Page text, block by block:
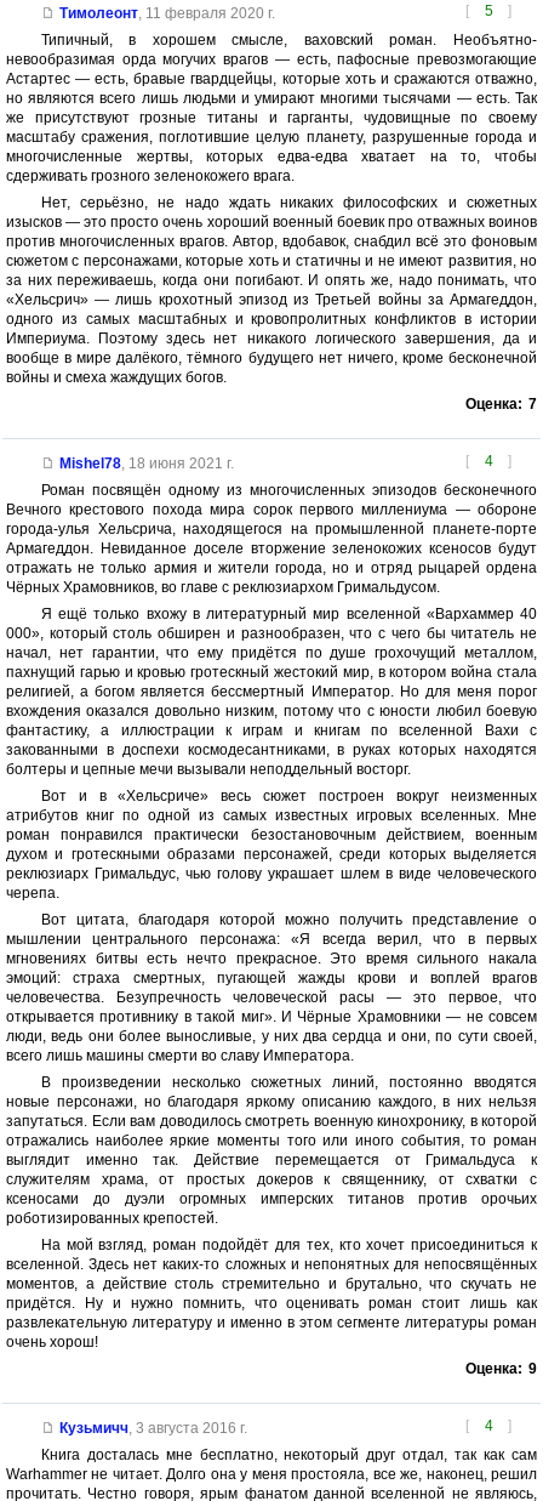
[ 5 ]
Тимолеонт, 11 февраля 2020 г.
Типичный, в хорошем смысле, ваховский роман. Необъятно-
невообразимая орда могучих врагов — есть, пафосные превозмогающие
Астартес — есть, бравые гвардцейцы, которые хоть и сражаются отважно,
но являются всего лишь людьми и умирают многими тысячами — есть. Так
же присутствуют грозные титаны и гарганты, чудовищные по своему
масштабу сражения, поглотившие целую планету, разрушенные города и
многочисленные жертвы, которых едва-едва хватает на то, чтобы
сдерживать грозного зеленокожего врага.
Нет, серьёзно, не надо ждать никаких философских и сюжетных
изысков — это просто очень хороший военный боевик про отважных воинов
против многочисленных врагов. Автор, вдобавок, снабдил всё это фоновым
сюжетом с персонажами, которые хоть и статичны и не имеют развития, но
за них переживаешь, когда они погибают. И опять же, надо понимать, что
«Хельсрич» — лишь крохотный эпизод из Третьей войны за Армагеддон,
одного из самых масштабных и кровопролитных конфликтов в истории
Империума. Поэтому здесь нет никакого логического завершения, да и
вообще в мире далёкого, тёмного будущего нет ничего, кроме бесконечной
войны и смеха жаждущих богов.
Оценка: 7
[ 4 ]
Mishel78, 18 июня 2021 г.
Роман посвящён одному из многочисленных эпизодов бесконечного
Вечного крестового похода мира сорок первого миллениума — обороне
города-улья Хельсрича, находящегося на промышленной планете-порте
Армагеддон. Невиданное доселе вторжение зеленокожих ксеносов будут
отражать не только армия и жители города, но и отряд рыцарей ордена
Чëрных Храмовников, во главе с реклюзиархом Гримальдусом.
Я ещё только вхожу в литературный мир вселенной «Вархаммер 40
000», который столь обширен и разнообразен, что с чего бы читатель не
начал, нет гарантии, что ему придётся по душе грохочущий металлом,
пахнущий гарью и кровью гротескный жестокий мир, в котором война стала
религией, а богом является бессмертный Император. Но для меня порог
вхождения оказался довольно низким, потому что с юности любил боевую
фантастику, а иллюстрации к играм и книгам по вселенной Вахи с
закованными в доспехи космодесантниками, в руках которых находятся
болтеры и цепные мечи вызывали неподдельный восторг.
Вот и в «Хельсриче» весь сюжет построен вокруг неизменных
атрибутов книг по одной из самых известных игровых вселенных. Мне
роман понравился практически безостановочным действием, военным
духом и гротескными образами персонажей, среди которых выделяется
реклюзиарх Гримальдус, чью голову украшает шлем в виде человеческого
черепа.
Вот цитата, благодаря которой можно получить представление о
мышлении центрального персонажа: «Я всегда верил, что в первых
мгновениях битвы есть нечто прекрасное. Это время сильного накала
эмоций: страха смертных, пугающей жажды крови и воплей врагов
человечества. Безупречность человеческой расы — это первое, что
открывается противнику в такой миг». И Чёрные Храмовники — не совсем
люди, ведь они более выносливые, у них два сердца и они, по сути своей,
всего лишь машины смерти во славу Императора.
В произведении несколько сюжетных линий, постоянно вводятся
новые персонажи, но благодаря яркому описанию каждого, в них нельзя
запутаться. Если вам доводилось смотреть военную кинохронику, в которой
отражались наиболее яркие моменты того или иного события, то роман
выглядит именно так. Действие перемещается от Гримальдуса к
служителям храма, от простых докеров к священнику, от схватки с
ксеносами до дуэли огромных имперских титанов против орочьих
роботизированных крепостей.
На мой взгляд, роман подойдёт для тех, кто хочет присоединиться к
вселенной. Здесь нет каких-то сложных и непонятных для непосвящëнных
моментов, а действие столь стремительно и брутально, что скучать не
придётся. Ну и нужно помнить, что оценивать роман стоит лишь как
развлекательную литературу и именно в этом сегменте литературы роман
очень хорош!
Оценка: 9
[ 4 ]
Кузьмичч, 3 августа 2016 г.
Книга досталась мне бесплатно, некоторый друг отдал, так как сам
Warhammer не читает. Долго она у меня простояла, все же, наконец, решил
прочитать. Честно говоря, ярым фанатом данной вселенной не являюсь,